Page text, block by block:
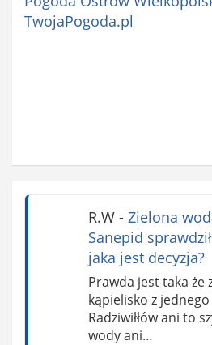
TwojaPogoda.pl
R.W- Zielona
Sanepid
jaka jest decyzja?
Prawda jest taka że
kąpielisko z
Radziwiłłów ani to
wody ani…